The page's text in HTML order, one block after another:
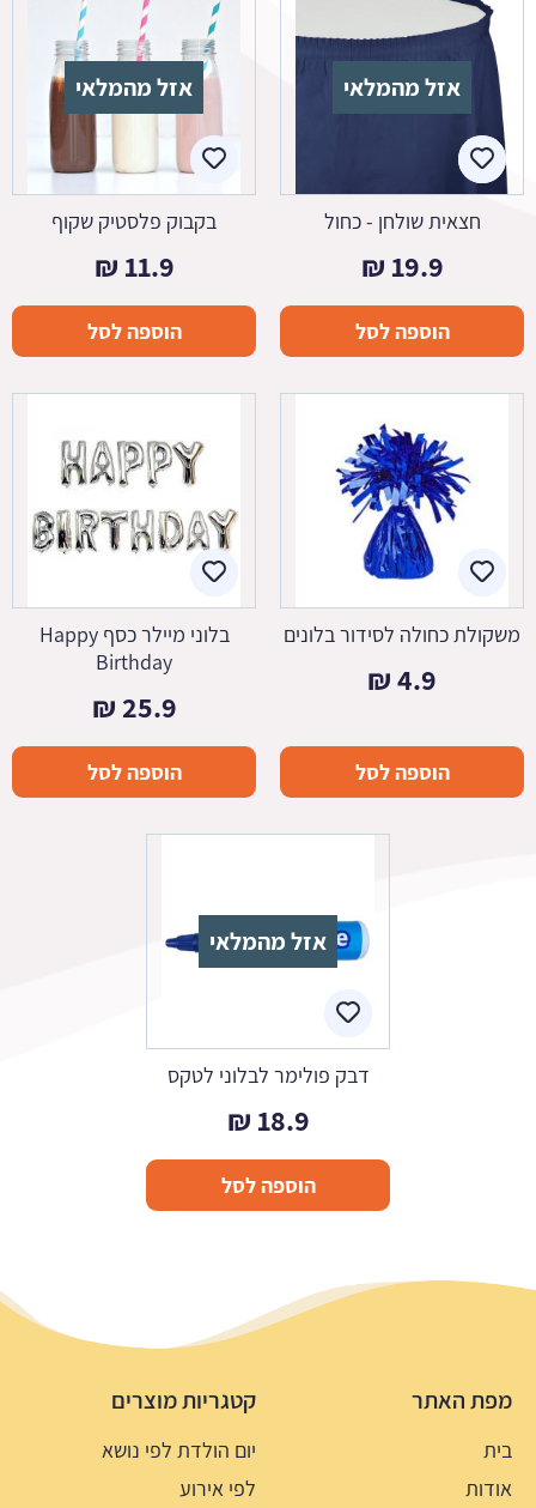
אזל מהמלאי
חצאית שולחן - כחול
19.9
₪
הוספה לסל
אזל מהמלאי
בקבוק פלסטיק שקוף
11.9
₪
הוספה לסל
משקולת כחולה לסידור בלונים
4.9
₪
הוספה לסל
בלוני מיילר כסף Happy
Birthday
25.9
₪
הוספה לסל
אזל מהמלאי
דבק פולימר לבלוני לטקס
18.9
₪
הוספה לסל
מפת האתר
בית
אודות
קטגריות מוצרים
יום הולדת לפי נושא
לפי אירוע